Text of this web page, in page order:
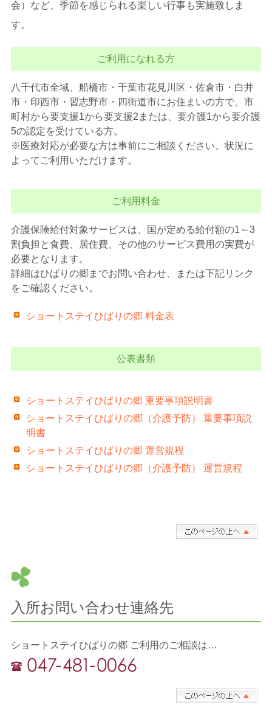
会）など、季節を感じられる楽しい行事も実施致しま
す。
ご利用になれる方
八千代市全域、船橋市・千葉市花見川区・佐倉市・白井
市・印西市・習志野市・四街道市にお住まいの方で、市
町村から要支援1から要支援2または、要介護1から要介護
5の認定を受けている方。
※医療対応が必要な方は事前にご相談ください。状況に
よってご利用いただけます。
ご利用料金
介護保険給付対象サービスは、国が定める給付額の1～3
割負担と食費、居住費、その他のサービス費用の実費が
必要となります。
詳細はひばりの郷までお問い合わせ、または下記リンク
をご確認ください。
ショートステイひばりの郷 料金表
公表書類
ショートステイひばりの郷 重要事項説明書
ショートステイひばりの郷（介護予防） 重要事項説
明書
ショートステイひばりの郷 運営規程
ショートステイひばりの郷（介護予防） 運営規程
入所お問い合わせ連絡先
ショートステイひばりの郷 ご利用のご相談は…